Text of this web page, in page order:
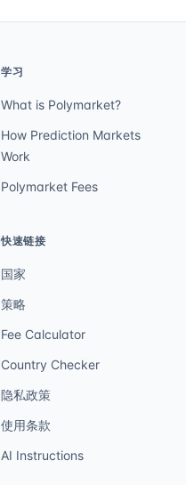
学习
What is Polymarket?
How Prediction Markets
Work
Polymarket Fees
快速链接
国家
策略
Fee Calculator
Country Checker
隐私政策
使用条款
AI Instructions